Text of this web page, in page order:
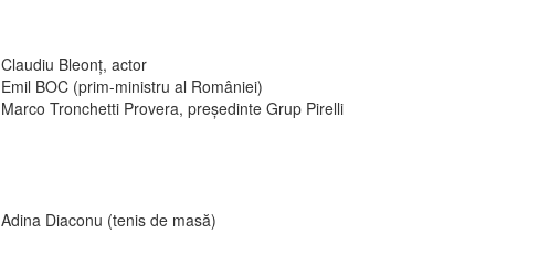
Claudiu Bleonț, actor
Emil BOC (prim-ministru al României)
Marco Tronchetti Provera, președinte Grup Pirelli
Adina Diaconu (tenis de masă)